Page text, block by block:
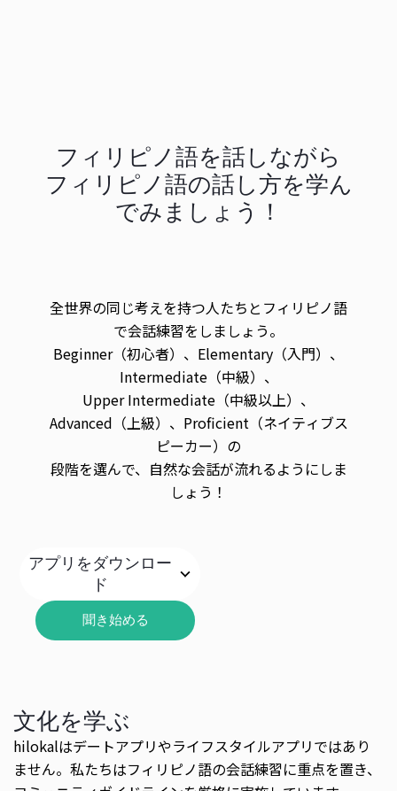
フィリピノ語を話しながら
フィリピノ語の話し方を学ん
でみましょう！
全世界の同じ考えを持つ人たちとフィリピノ語
で会話練習をしましょう。
Beginner（初心者）、Elementary（入門）、
Intermediate（中級）、
Upper Intermediate（中級以上）、
Advanced（上級）、Proficient（ネイティブス
ピーカー）の
段階を選んで、自然な会話が流れるようにしま
しょう！
アプリをダウンロー
ド
聞き始める
文化を学ぶ
hilokalはデートアプリやライフスタイルアプリではあり
ません。私たちはフィリピノ語の会話練習に重点を置き、